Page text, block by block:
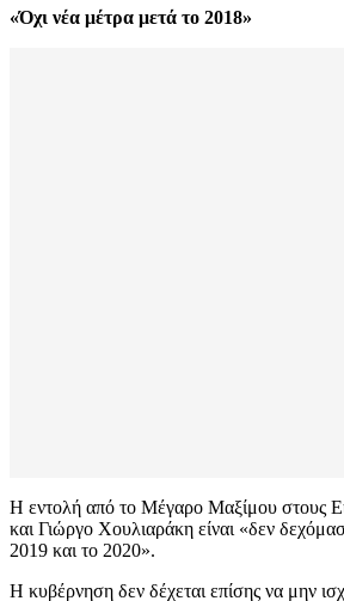
«Όχι νέα μέτρα μετά το 2018»
Η εντολή από το Μέγαρο Μαξίμου στους
και Γιώργο Χουλιαράκη είναι «δεν
2019 και το 2020».
Η κυβέρνηση δεν δέχεται επίσης να μην